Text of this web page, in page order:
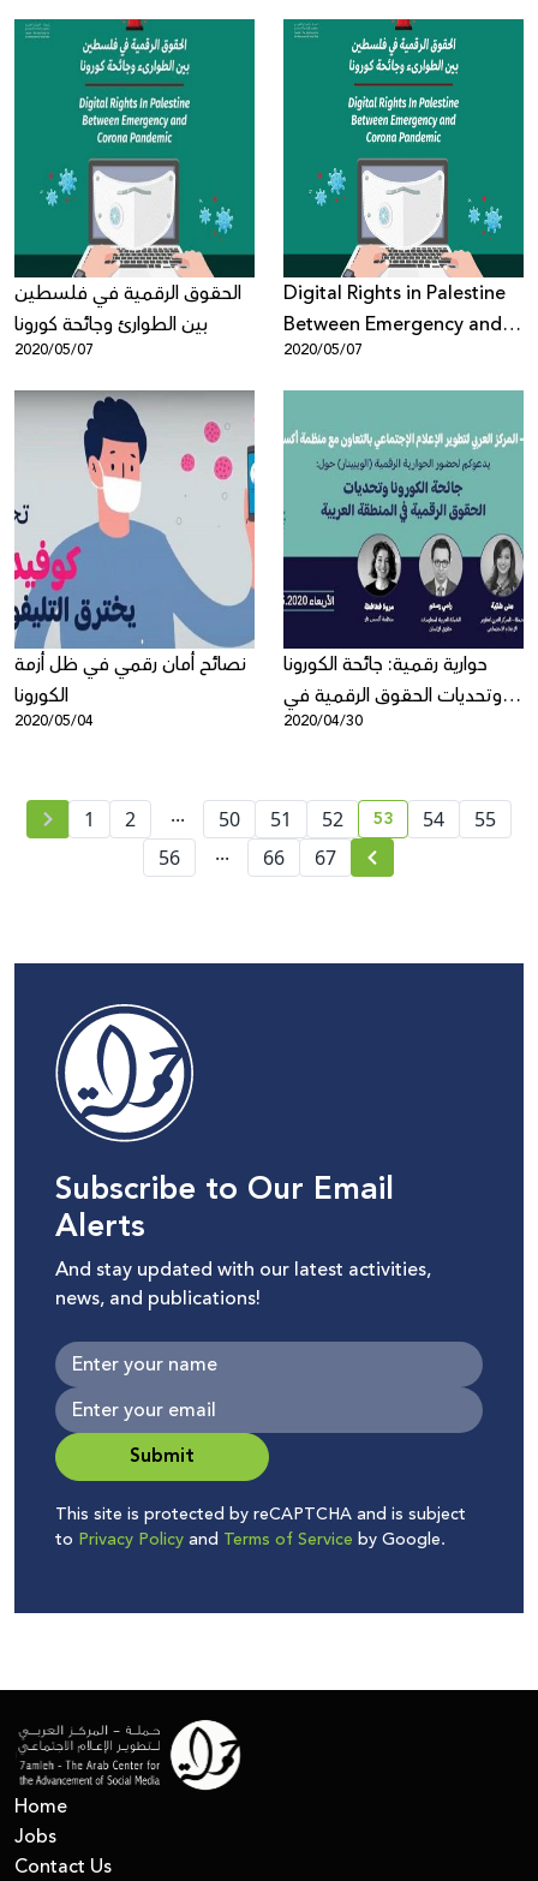
السابقة لوزارة القضاء
الإسرائيليّة، لعضوية مجلس
الإشراف في فيسبوك
الحقوق الرقمية في فلسطين
بين الطوارئ وجائحة كورونا
2020/05/07
Digital Rights in Palestine
Between Emergency and
Pandemic
2020/05/07
نصائح أمان رقمي في ظل أزمة
الكورونا
2020/05/04
حوارية رقمية: جائحة الكورونا
وتحديات الحقوق الرقمية في
المنطقة العربية
2020/04/30
1 2 ... 50 51 52 current page
53 54
55
56
... 66 67
Subscribe to Our Email
Alerts
And stay updated with our latest activities,
news, and publications!
Submit
This site is protected by reCAPTCHA and is subject
to Privacy Policyand Terms of Service by Google.
Home
Jobs
Contact Us